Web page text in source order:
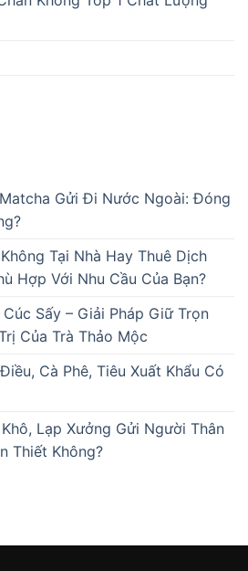
Gửi Đi Nước Ngoài: Đóng
Tại Nhà Hay Thuê Dịch
Hợp Với Nhu Cầu Của Bạn?
Sấy – Giải Pháp Giữ Trọn
Của Trà Thảo Mộc
Cà Phê, Tiêu Xuất Khẩu Có
Lạp Xưởng Gửi Người Thân
Thiết Không?